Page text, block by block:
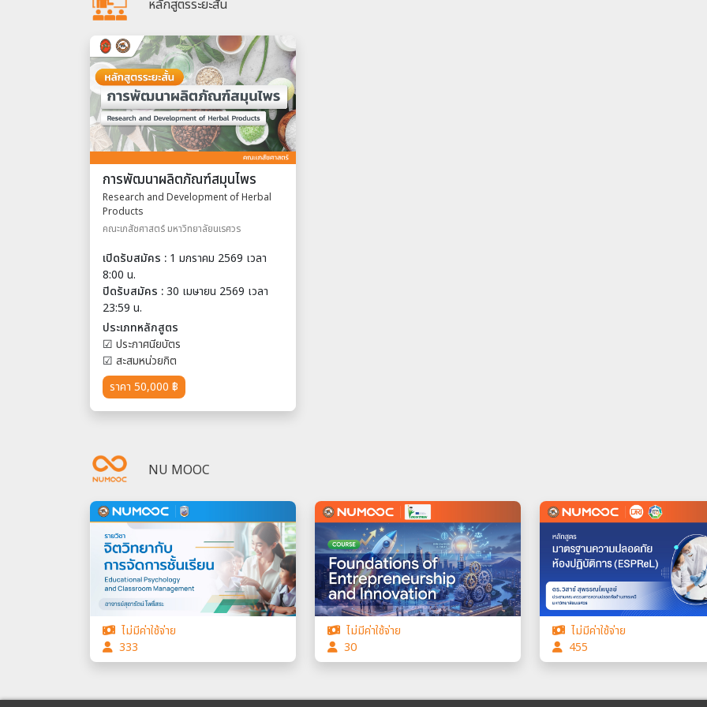
หลักสูตรระยะสั้น
การพัฒนาผลิตภัณฑ์สมุนไพร
Research and Development of Herbal
Products
คณะเภสัชศาสตร์ มหาวิทยาลัยนเรศวร
เปิดรับสมัคร : 1 มกราคม 2569 เวลา
8:00 น.
ปิดรับสมัคร :30 เมษายน 2569 เวลา
23:59 น.
ประเภทหลักสูตร
☑ ประกาศนียบัตร
☑ สะสมหน่วยกิต
ราคา 50,000 ฿
NU MOOC
ไม่มีค่าใช้จ่าย
333
ไม่มีค่าใช้จ่าย
30
ไม่มีค่าใช้จ่าย
455